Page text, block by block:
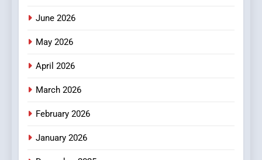
4
June 2026
May 2026
April 2026
March 2026
February 2026
January 2026